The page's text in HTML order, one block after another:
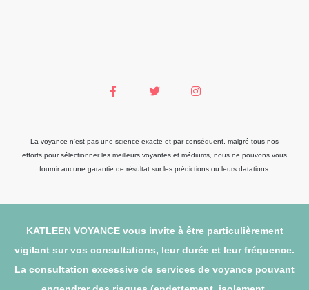
La voyance n'est pas une science exacte et par conséquent, malgré tous nos
efforts pour sélectionner les meilleurs voyantes et médiums, nous ne pouvons vous
fournir aucune garantie de résultat sur les prédictions ou leurs datations.
KATLEEN VOYANCE vous invite à être particulièrement
vigilant sur vos consultations, leur durée et leur fréquence.
La consultation excessive de services de voyance pouvant